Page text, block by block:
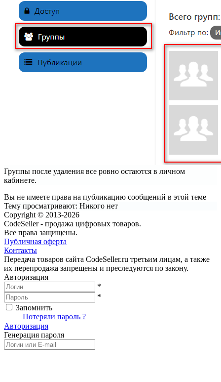
Группы после удаления все ровно остаются в личном
кабинете.
Вы не имеете права на публикацию сообщений в этой теме
Тему просматривают: Никого нет
Copyright © 2013-2026
CodeSeller - продажа цифровых товаров.
Все права защищены.
Публичная оферта
Контакты
Передача товаров сайта CodeSeller.ru третьим лицам, а также
их перепродажа запрещены и преследуются по закону.
Авторизация
*
*
Запомнить
Потеряли пароль ?
Авторизация
Генерация пароля